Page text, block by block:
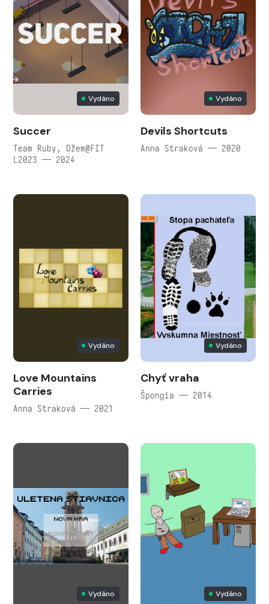
Vydáno
Succer
Team Ruby, Džem@FIT
L2023 — 2024
Vydáno
Devils Shortcuts
Anna Straková — 2020
Vydáno
Love Mountains
Carries
Anna Straková — 2021
Vydáno
Chyť vraha
Špongia — 2014
Vydáno Vydáno